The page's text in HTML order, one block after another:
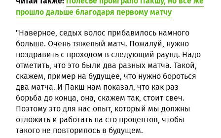
прошло дальше благодаря первому матчу
"Наверное, седых волос прибавилось намного
больше. Очень тяжелый матч. Пожалуй, нужно
поздравить с проходом в следующий раунд. Надо
отметить, что это были два разных матча. Такой,
скажем, пример на будущее, что нужно бороться
два матча. И Пакш нам показал, что как раз
борьба до конца, она, скажем так, стоит свеч.
Поэтому это для нас опыт, который мы должны
отложить и работать на сто процентов, чтобы
такого не повторилось в будущем.